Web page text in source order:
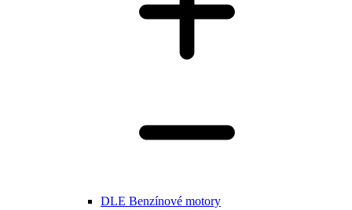
DLE Benzínové motory